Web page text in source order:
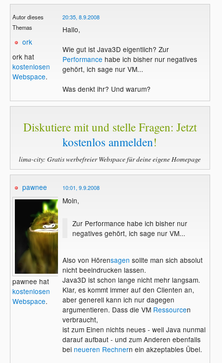
Autor dieses
Themas
ork
ork hat
kostenlosen
Webspace.
20:35, 8.9.2008
Hallo,
Wie gut ist Java3D eigentlich? Zur
Performance habe ich bisher nur negatives
gehört, ich sage nur VM...
Was denkt ihr? Und warum?
Diskutiere mit und stelle Fragen: Jetzt
kostenlos anmelden!
lima-city: Gratis werbefreier Webspace für deine eigene Homepage
pawnee
pawnee hat
kostenlosen
Webspace.
10:01, 9.9.2008
Moin,
Zur Performance habe ich bisher nur
negatives gehört, ich sage nur VM...
Also von Hörensagen sollte man sich absolut
nicht beeindrucken lassen.
Java3D ist schon lange nicht mehr langsam.
Klar, es kommt immer auf den Clienten an,
aber generell kann ich nur dagegen
argumentieren. Dass die VM Ressourcen
verbraucht,
ist zum Einen nichts neues - weil Java nunmal
darauf aufbaut - und zum Anderen ebenfalls
bei neueren Rechnern ein akzeptables Übel.